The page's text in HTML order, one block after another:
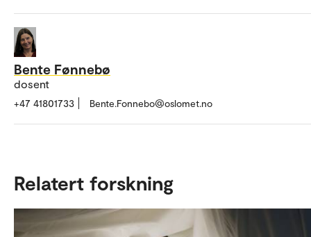
Bente Fønnebø
dosent
+47 41801733 Bente.Fonnebo@oslomet.no
Relatert forskning